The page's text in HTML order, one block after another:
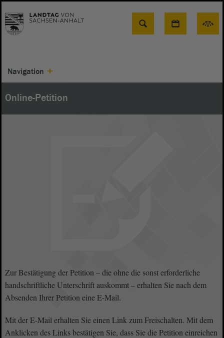
Suche
Navigation
Online-Petition
Zur Bestätigung der Petition – die ohne die sonst erforderliche
handschriftliche Unterschrift auskommt – erhalten Sie nach dem
Absenden Ihrer Petition eine E-Mail.
Mit der E-Mail erhalten Sie einen Link zum Freischalten. Mit dem
Anklicken des Links bestätigen Sie, dass Sie die Petition einreichen